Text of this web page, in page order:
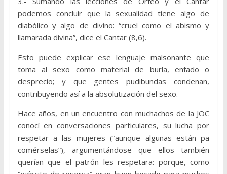
podemos concluir que la sexualidad tiene algo de
diabólico y algo de divino: “cruel como el abismo y
llamarada divina”, dice el Cantar (8,6).
Esto puede explicar ese lenguaje malsonante que
toma al sexo como material de burla, enfado o
desprecio; y que gentes pudibundas condenan,
contribuyendo así a la absolutización del sexo.
Hace años, en un encuentro con muchachos de la JOC
conocí en conversaciones particulares, su lucha por
respetar a las mujeres (“aunque algunas están pa
comérselas”), argumentándose que ellos también
querían que el patrón les respetara: porque, como